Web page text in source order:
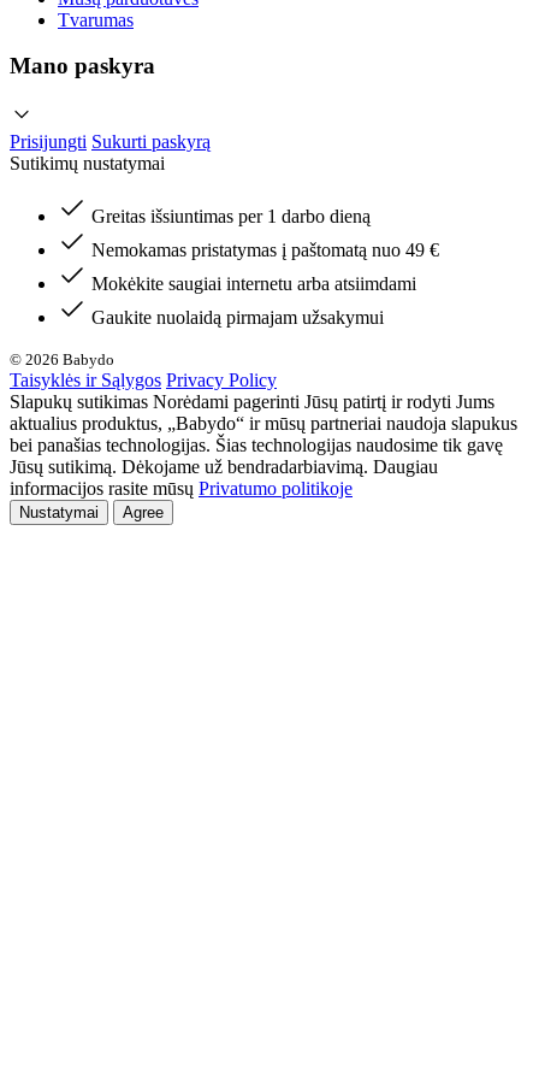
Tvarumas
Mano paskyra
Prisijungti Sukurti paskyrą
Sutikimų nustatymai
Greitas išsiuntimas per 1 darbo dieną
Nemokamas pristatymas į paštomatą nuo 49 €
Mokėkite saugiai internetu arba atsiimdami
Gaukite nuolaidą pirmajam užsakymui
© 2026 Babydo
Taisyklės ir Sąlygos Privacy Policy
Slapukų sutikimas Norėdami pagerinti Jūsų patirtį ir rodyti Jums
aktualius produktus, „Babydo“ ir mūsų partneriai naudoja slapukus
bei panašias technologijas. Šias technologijas naudosime tik gavę
Jūsų sutikimą. Dėkojame už bendradarbiavimą. Daugiau
informacijos rasite mūsų Privatumo politikoje
Nustatymai Agree